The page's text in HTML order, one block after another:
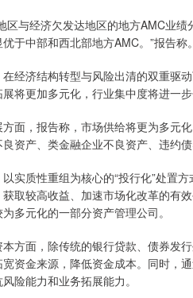
与经济欠发达地区的地方AMC业绩
于中部和西北部地方AMC。”报告称。
济结构转型与风险出清的双重驱动
将更加多元化，行业集中度将进一
，报告称，市场供给将更为多元化
资产、类金融企业不良资产、违约
质性重组为核心的“投行化”处置方
取较高收益、加速市场化改革的有
多元化的一部分资产管理公司。
面，除传统的银行贷款、债券发行
资金来源，降低资金成本。同时，
险能力和业务拓展能力。